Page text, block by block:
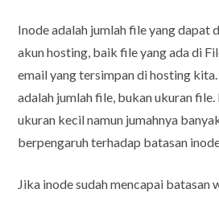
Inode adalah jumlah file yang dapat
akun hosting, baik file yang ada di
email yang tersimpan di hosting
adalah jumlah file, bukan ukuran
ukuran kecil namun jumahnya
berpengaruh terhadap batasan
Jika inode sudah mencapai batasan